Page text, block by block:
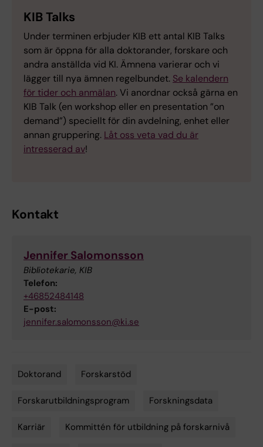
KIB Talks
Under terminen erbjuder KIB ett antal KIB Talks
som är öppna för alla doktorander, forskare och
andra anställda vid KI. Ämnena varierar och vi
lägger till nya ämnen regelbundet. Se kalendern
för tider och anmälan. Vi anordnar också gärna en
KIB Talk (en workshop eller en presentation ”on
demand”) speciellt för din avdelning, enhet eller
annan gruppering. Låt oss veta vad du är
intresserad av!
Kontakt
Jennifer Salomonsson
Bibliotekarie, KIB
Telefon:
+46852484148
E-post:
jennifer.salomonsson@ki.se
Doktorand Forskarstöd
Forskarutbildningsprogram Forskningsdata
Karriär Kommittén för utbildning på forskarnivå